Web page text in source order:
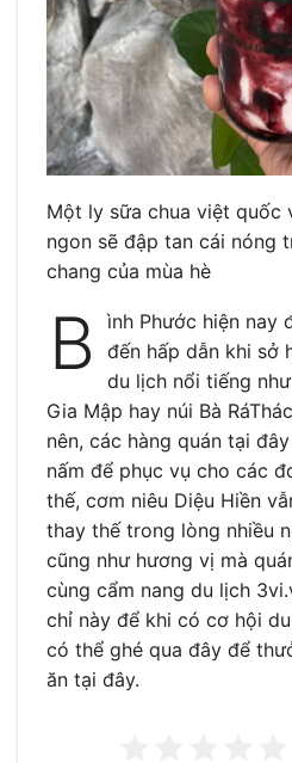
Một ly sữa chua việt quốc
ngon sẽ đập tan cái nóng
chang của mùa hè
B
ình Phước hiện nay
đến hấp dẫn khi sở
du lịch nổi tiếng
Gia Mập hay núi Bà
nên, các hàng quán tại
nấm để phục vụ cho các
thế, cơm niêu Diệu Hiền
thay thế trong lòng nhiều
cũng như hương vị mà
cùng cẩm nang du lịch
chỉ này để khi có cơ hội
có thể ghé qua đây để
ăn tại đây.